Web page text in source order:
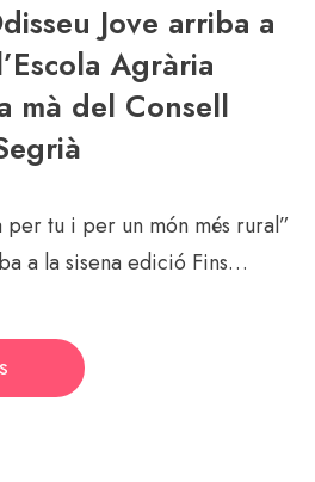
Jove arriba a
Agrària
mà del Consell
per tu i per un món més rural”
a la sisena edició Fins…